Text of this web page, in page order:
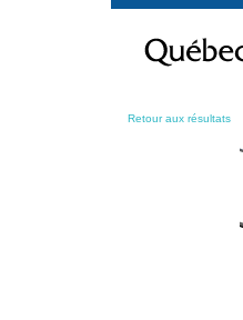
contenu
Retour aux résultats